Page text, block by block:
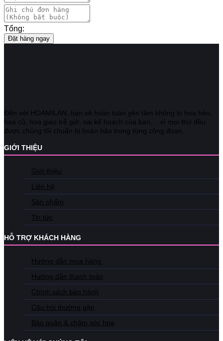
Tổng:
Đặt hàng ngay
Đến với HOAMILAN, bạn sẽ hoàn toàn yên tâm không lo hoa héo,
hoa cũ, hoa giao trễ giờ, sai kế hoạch của bạn,... vì mọi thứ đều
được chúng tôi chuẩn bị hoàn hảo trong từng công đoạn.
GIỚI THIỆU
Giới thiệu
Liên hệ
Sản phẩm
Tin tức
HỖ TRỢ KHÁCH HÀNG
Hướng dẫn mua hàng
Hướng dẫn thanh toán
Chính sách bảo hành
Câu hỏi thường gặp
Bảo quản & chăm sóc hoa